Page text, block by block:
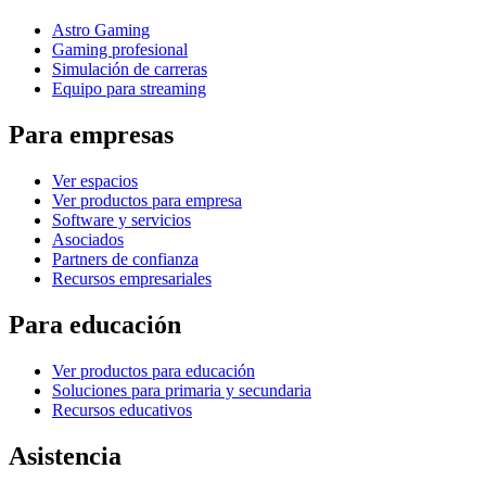
Astro Gaming
Gaming profesional
Simulación de carreras
Equipo para streaming
Para empresas
Ver espacios
Ver productos para empresa
Software y servicios
Asociados
Partners de confianza
Recursos empresariales
Para educación
Ver productos para educación
Soluciones para primaria y secundaria
Recursos educativos
Asistencia